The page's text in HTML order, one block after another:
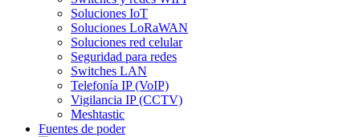
Soluciones IoT
Soluciones LoRaWAN
Soluciones red celular
Seguridad para redes
Switches LAN
Telefonía IP (VoIP)
Vigilancia IP (CCTV)
Meshtastic
Fuentes de poder